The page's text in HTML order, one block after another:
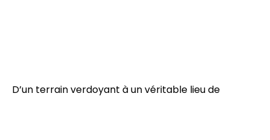
D’un terrain verdoyant à un véritable lieu de